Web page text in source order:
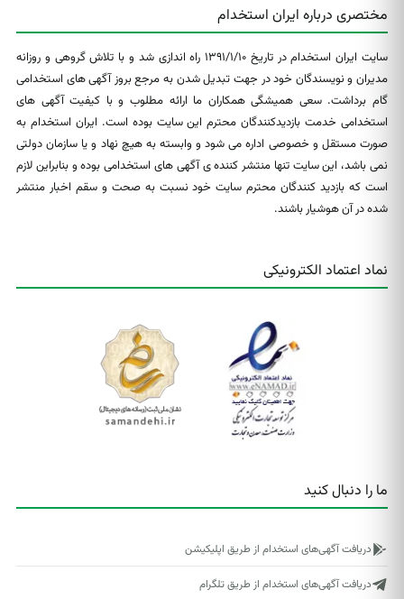
مختصری درباره ایران استخدام
سایت ایران استخدام در تاریخ ۱۳۹۱/۱/۱۰ راه اندازی شد و با تلاش گروهی و روزانه
مدیران و نویسندگان خود در جهت تبدیل شدن به مرجع بروز آگهی های استخدامی
گام برداشت. سعی همیشگی همکاران ما ارائه مطلوب و با کیفیت آگهی های
استخدامی خدمت بازدیدکنندگان محترم این سایت بوده است. ایران استخدام به
صورت مستقل و خصوصی اداره می شود و وابسته به هیچ نهاد و یا سازمان دولتی
نمی باشد، این سایت تنها منتشر کننده ی آگهی های استخدامی بوده و بنابراین لازم
است که بازدید کنندگان محترم سایت خود نسبت به صحت و سقم اخبار منتشر
شده در آن هوشیار باشند.
نماد اعتماد الکترونیکی
ما را دنبال کنید
دریافت آگهی‌های استخدام از طریق اپلیکیشن
دریافت آگهی‌های استخدام از طریق تلگرام